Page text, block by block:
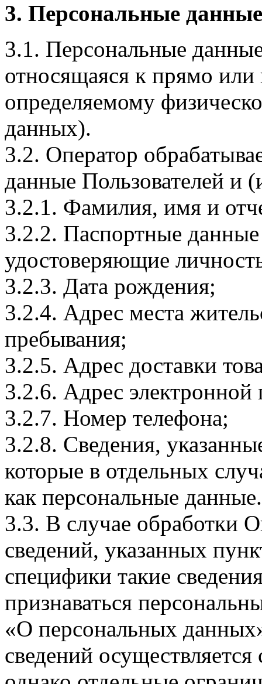
3. Персональные
3.1. Персональные
относящаяся к прямо
определяемому
данных).
3.2. Оператор
данные Пользователей и
3.2.1. Фамилия, имя и
3.2.2. Паспортные
удостоверяющие
3.2.3. Дата рождения;
3.2.4. Адрес места
пребывания;
3.2.5. Адрес доставки
3.2.6. Адрес электронной
3.2.7. Номер телефона;
3.2.8. Сведения,
которые в отдельных
как персональные данные.
3.3. В случае обработки
сведений, указанных
специфики такие
признаваться
«О персональных
сведений